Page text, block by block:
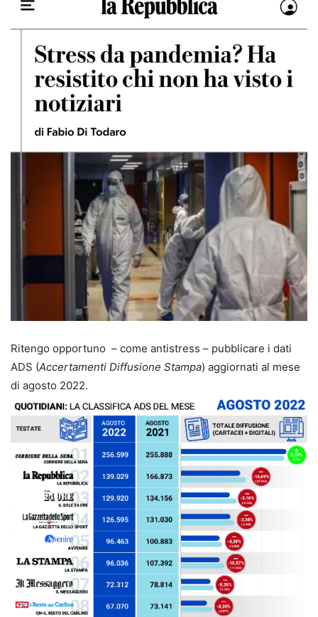
Ritengo opportuno – come antistress – pubblicare i dati
ADS (Accertamenti Diffusione Stampa) aggiornati al mese
di agosto 2022.